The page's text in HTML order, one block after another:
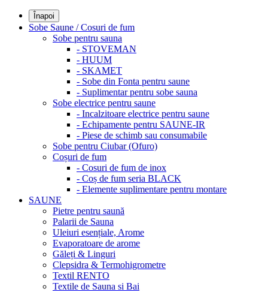
Înapoi
Sobe Saune / Cosuri de fum
Sobe pentru sauna
- STOVEMAN
- HUUM
- SKAMET
- Sobe din Fonta pentru saune
- Suplimentar pentru sobe sauna
Sobe electrice pentru saune
- Incalzitoare electrice pentru saune
- Echipamente pentru SAUNE-IR
- Piese de schimb sau consumabile
Sobe pentru Ciubar (Ofuro)
Coșuri de fum
- Cosuri de fum de inox
- Coș de fum seria BLACK
- Elemente suplimentare pentru montare
SAUNE
Pietre pentru saună
Palarii de Sauna
Uleiuri esențiale, Arome
Evaporatoare de arome
Găleți & Linguri
Clepsidra & Termohigrometre
Textil RENTO
Textile de Sauna si Bai